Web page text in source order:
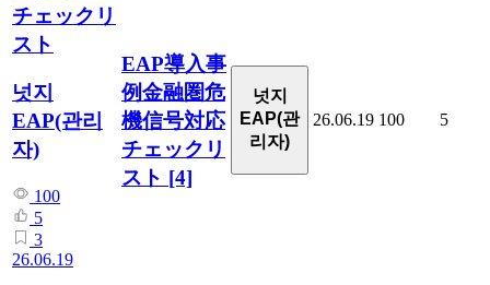
チェックリ
スト
넛지
EAP(관리
자)
100
5
3
26.06.19
EAP導入事
例金融圏危
機信号対応
チェックリ
スト [4]
넛지
EAP(관
리자)
26.06.19 100 5